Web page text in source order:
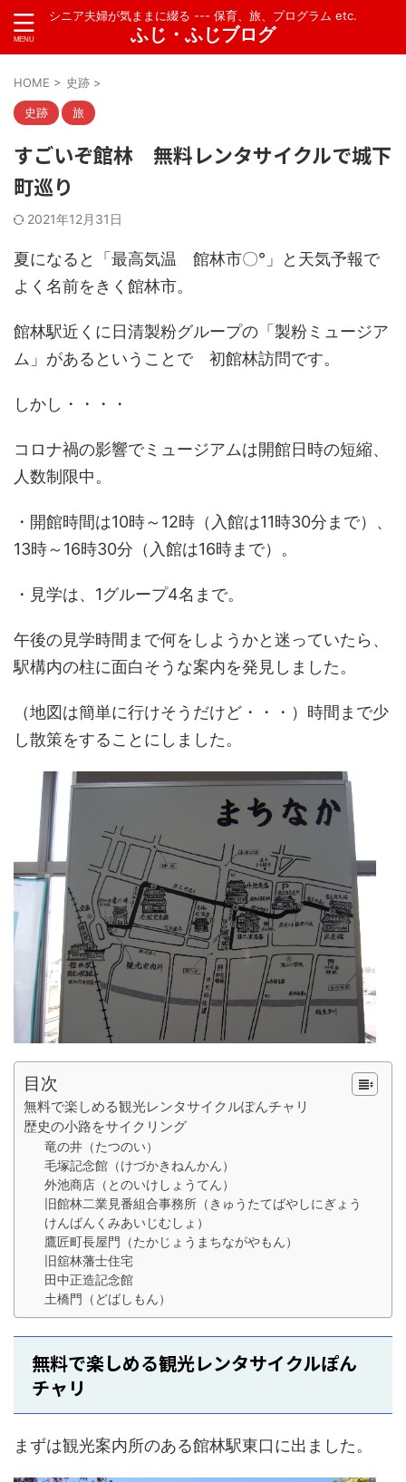
シニア夫婦が気ままに綴る --- 保育、旅、プログラム etc.
ふじ・ふじブログ
HOME > 史跡 >
史跡 旅
すごいぞ館林 無料レンタサイクルで城下
町巡り
2021年12月31日
夏になると「最高気温 館林市〇°」と天気予報で
よく名前をきく館林市。
館林駅近くに日清製粉グループの「製粉ミュージア
ム」があるということで 初館林訪問です。
しかし・・・・
コロナ禍の影響でミュージアムは開館日時の短縮、
人数制限中。
・開館時間は10時～12時（入館は11時30分まで）、
13時～16時30分（入館は16時まで）。
・見学は、1グループ4名まで。
午後の見学時間まで何をしようかと迷っていたら、
駅構内の柱に面白そうな案内を発見しました。
（地図は簡単に行けそうだけど・・・）時間まで少
し散策をすることにしました。
目次
無料で楽しめる観光レンタサイクルぽんチャリ
歴史の小路をサイクリング
竜の井（たつのい）
毛塚記念館（けづかきねんかん）
外池商店（とのいけしょうてん）
旧館林二業見番組合事務所（きゅうたてばやしにぎょう
けんばんくみあいじむしょ）
鷹匠町長屋門（たかじょうまちながやもん）
旧舘林藩士住宅
田中正造記念館
土橋門（どばしもん）
無料で楽しめる観光レンタサイクルぽん
チャリ
まずは観光案内所のある館林駅東口に出ました。